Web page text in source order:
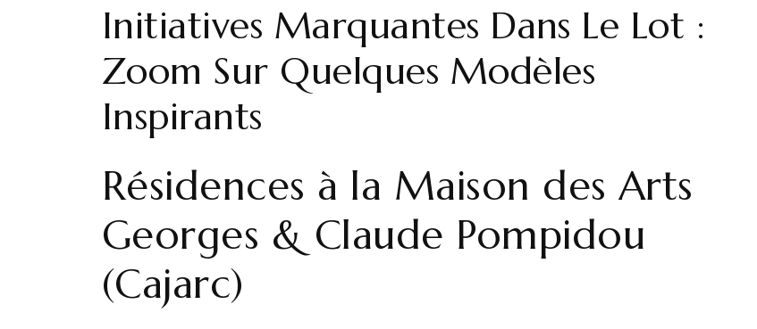
Initiatives Marquantes Dans Le Lot :
Zoom Sur Quelques Modèles
Inspirants
Résidences à la Maison des Arts
Georges & Claude Pompidou
(Cajarc)